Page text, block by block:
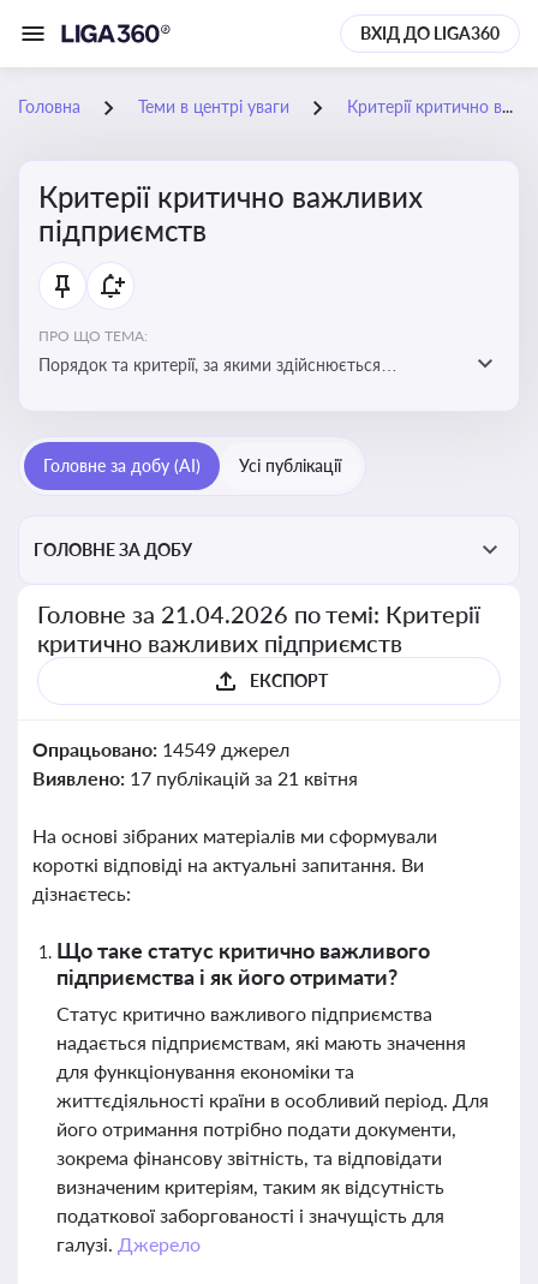
ВХІД ДО LIGA360
Головна Теми в центрі уваги Критерії критично важливих підприємств
Критерії критично важливих
підприємств
ПРО ЩО ТЕМА:
Порядок та критерії, за якими здійснюється
Головне за добу (AI) Усі публікації
ГОЛОВНЕ ЗА ДОБУ
Головне за 21.04.2026 по темі: Критерії
критично важливих підприємств
ЕКСПОРТ
Опрацьовано: 14549 джерел
Виявлено: 17 публікацій за 21 квітня
На основі зібраних матеріалів ми сформували
короткі відповіді на актуальні запитання. Ви
дізнаєтесь:
Що таке статус критично важливого
підприємства і як його отримати?
Статус критично важливого підприємства
надається підприємствам, які мають значення
для функціонування економіки та
життєдіяльності країни в особливий період. Для
його отримання потрібно подати документи,
зокрема фінансову звітність, та відповідати
визначеним критеріям, таким як відсутність
податкової заборгованості і значущість для
галузі. Джерело